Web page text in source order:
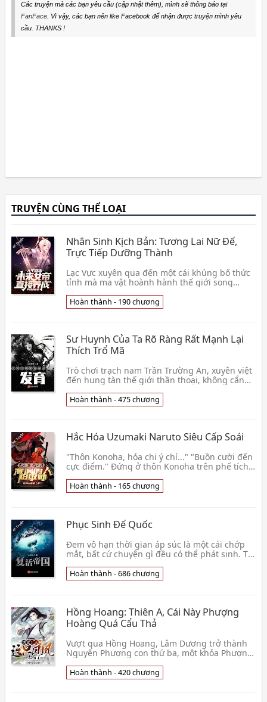
Các truyện mà các bạn yêu cầu (cập nhật thêm), mình sẽ thông báo tại
FanFace. Vì vậy, các bạn nên like Facebook để nhận được truyện mình yêu
cầu. THANKS !
TRUYỆN CÙNG THỂ LOẠI
Nhân Sinh Kịch Bản: Tương Lai Nữ Đế,
Trực Tiếp Dưỡng Thành
Lạc Vực xuyên qua đến một cái khủng bố thức
tỉnh mà ma vật hoành hành thế giới song
nhưng thức t👦 Bất Cật Qua Đích Miêu
Hoàn thành - 190 chương
Sư Huynh Của Ta Rõ Ràng Rất Mạnh Lại
Thích Trổ Mã
Trò chơi trạch nam Trần Trường An, xuyên việt
đến hung tàn thế giới thần thoại, không cẩn
tỉnh👦 Đấu Chiến Thánh Hầu
Hoàn thành - 475 chương
Hắc Hóa Uzumaki Naruto Siêu Cấp Soái
"Thôn Konoha, hỏa chi ý chí..." "Buồn cười đến
cực điểm." Đứng ở thôn Konoha trên phế tích,
ma👦 Ngô Kiếm Tâm Thông Minh
Hoàn thành - 165 chương
Phục Sinh Đế Quốc
Đem vô hạn thời gian áp súc là một cái chớp
mắt, bất cứ chuyện gì đều có thể phát sinh. Tại
gia👦 Hỏa Trung Vật
Hoàn thành - 686 chương
Hồng Hoang: Thiên A, Cái Này Phượng
Hoàng Quá Cẩu Thả
Vượt qua Hồng Hoang, Lâm Dương trở thành
Nguyên Phượng con thứ ba, một khỏa Phượng
trong ngâm. Đồn👦 Thủ Hộ Bảo Bảo
Hoàn thành - 420 chương